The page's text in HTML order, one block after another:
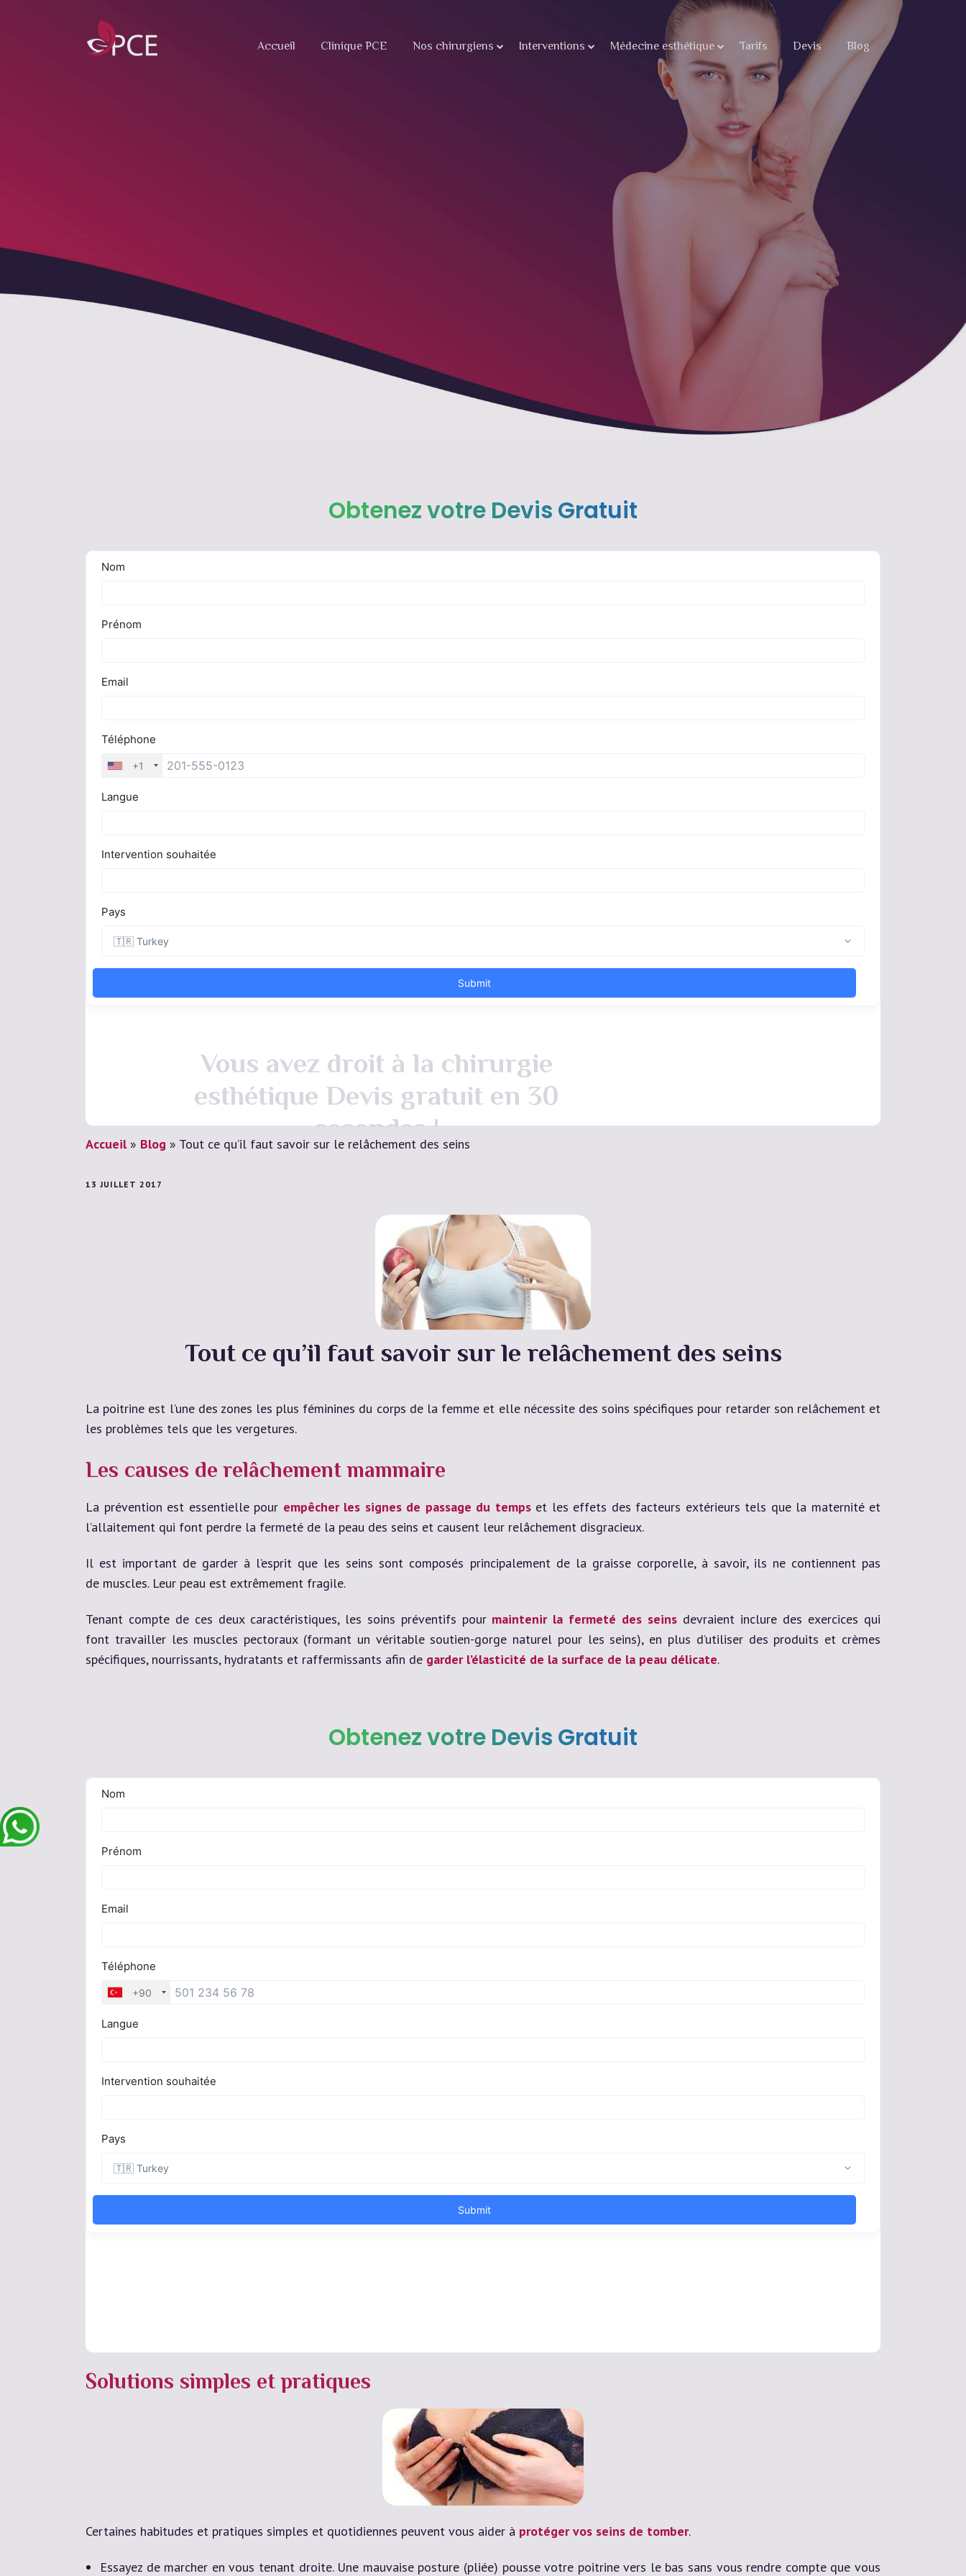
Accueil Clinique PCE Nos chirurgiens Interventions Médecine esthétique Tarifs Devis Blog
Vous avez droit à la chirurgie
esthétique Devis gratuit en 30
secondes !
Obtenez votre Devis Gratuit
Accueil» Blog » Tout ce qu’il faut savoir sur le relâchement des seins
13 JUILLET 2017
Tout ce qu’il faut savoir sur le relâchement des seins
La poitrine est l’une des zones les plus féminines du corps de la femme et elle nécessite des soins spécifiques pour retarder son relâchement et
les problèmes tels que les vergetures.
Les causes de relâchement mammaire
La prévention est essentielle pour empêcher les signes de passage du tempset les effets des facteurs extérieurs tels que la maternité et
l’allaitement qui font perdre la fermeté de la peau des seins et causent leur relâchement disgracieux.
Il est important de garder à l’esprit que les seins sont composés principalement de la graisse corporelle, à savoir, ils ne contiennent pas
de muscles. Leur peau est extrêmement fragile.
Tenant compte de ces deux caractéristiques, les soins préventifs pour maintenir la fermeté des seins devraient inclure des exercices qui
font travailler les muscles pectoraux (formant un véritable soutien-gorge naturel pour les seins), en plus d’utiliser des produits et crèmes
spécifiques, nourrissants, hydratants et raffermissants afin de garder l’élasticité de la surface de la peau délicate.
Obtenez votre Devis Gratuit
Solutions simples et pratiques
Certaines habitudes et pratiques simples et quotidiennes peuvent vous aider à protéger vos seins de tomber.
Essayez de marcher en vous tenant droite. Une mauvaise posture (pliée) pousse votre poitrine vers le bas sans vous rendre compte que vous